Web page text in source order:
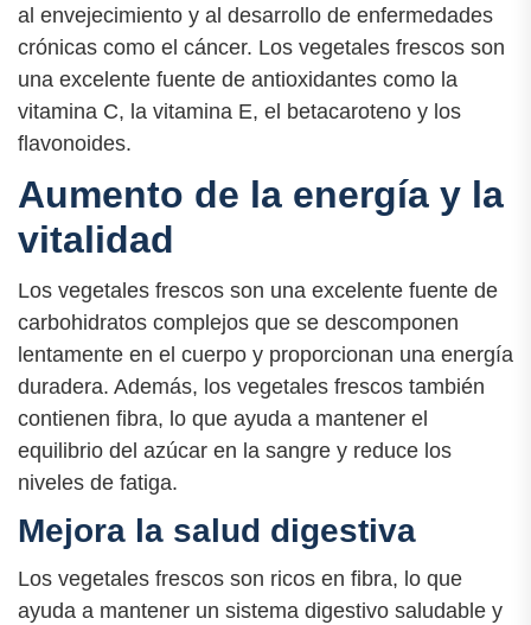
al envejecimiento y al desarrollo de enfermedades
crónicas como el cáncer. Los vegetales frescos son
una excelente fuente de antioxidantes como la
vitamina C, la vitamina E, el betacaroteno y los
flavonoides.
Aumento de la energía y la
vitalidad
Los vegetales frescos son una excelente fuente de
carbohidratos complejos que se descomponen
lentamente en el cuerpo y proporcionan una energía
duradera. Además, los vegetales frescos también
contienen fibra, lo que ayuda a mantener el
equilibrio del azúcar en la sangre y reduce los
niveles de fatiga.
Mejora la salud digestiva
Los vegetales frescos son ricos en fibra, lo que
ayuda a mantener un sistema digestivo saludable y